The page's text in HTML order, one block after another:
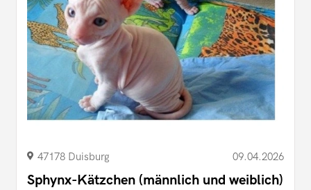
47178 Duisburg 09.04.2026
Sphynx-Kätzchen (männlich und weiblich)